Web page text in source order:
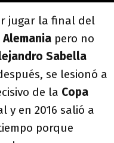
jugar la final del
Alemania pero no
Sabella
se lesionó a
de la Copa
y en 2016 salió a
porque